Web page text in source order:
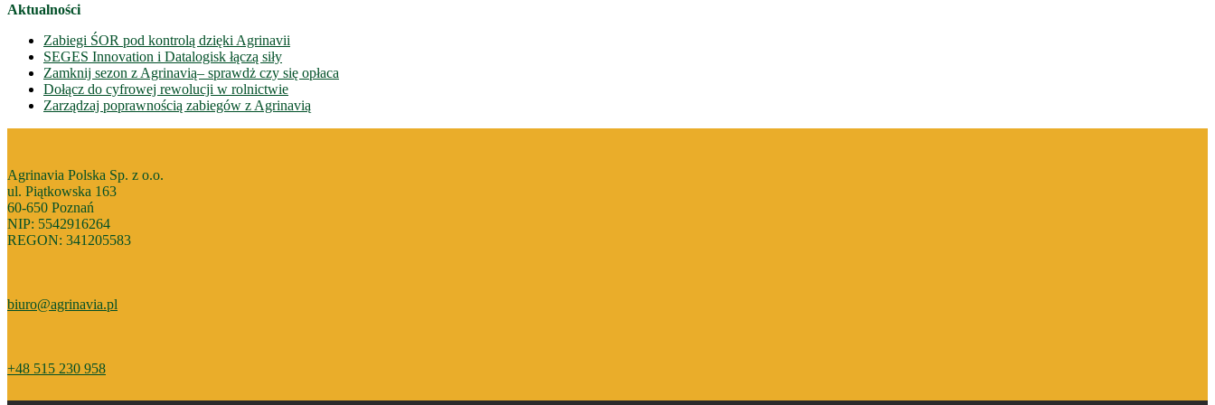
Aktualności
Zabiegi ŚOR pod kontrolą dzięki Agrinavii
SEGES Innovation i Datalogisk łączą siły
Zamknij sezon z Agrinavią– sprawdż czy się opłaca
Dołącz do cyfrowej rewolucji w rolnictwie
Zarządzaj poprawnością zabiegów z Agrinavią
Agrinavia Polska Sp. z o.o.
ul. Piątkowska 163
60-650 Poznań
NIP: 5542916264
REGON: 341205583
biuro@agrinavia.pl
+48 515 230 958